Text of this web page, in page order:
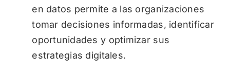
en datos permite a las organizaciones
tomar decisiones informadas, identificar
oportunidades y optimizar sus
estrategias digitales.